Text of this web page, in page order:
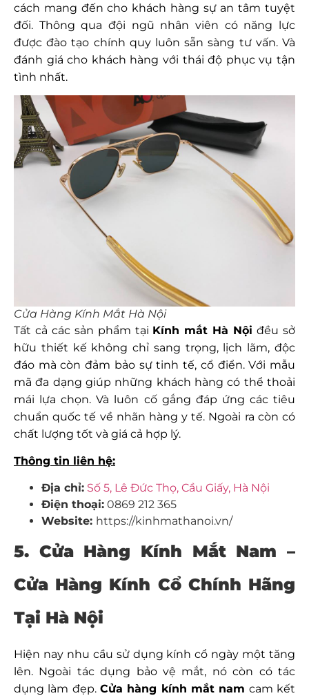
cách mang đến cho khách hàng sự an tâm tuyệt
đối. Thông qua đội ngũ nhân viên có năng lực
được đào tạo chính quy luôn sẵn sàng tư vấn. Và
đánh giá cho khách hàng với thái độ phục vụ tận
tình nhất.
Cửa Hàng Kính Mắt Hà Nội
Tất cả các sản phẩm tại Kính mắt Hà Nội đều sở
hữu thiết kế không chỉ sang trọng, lịch lãm, độc
đáo mà còn đảm bảo sự tinh tế, cổ điển. Với mẫu
mã đa dạng giúp những khách hàng có thể thoải
mái lựa chọn. Và luôn cố gắng đáp ứng các tiêu
chuẩn quốc tế về nhãn hàng y tế. Ngoài ra còn có
chất lượng tốt và giá cả hợp lý.
Thông tin liên hệ:
Địa chỉ: Số 5, Lê Đức Thọ, Cầu Giấy, Hà Nội
Điện thoại: 0869 212 365
Website: https://kinhmathanoi.vn/
5. Cửa Hàng Kính Mắt Nam –
Cửa Hàng Kính Cổ Chính Hãng
Tại Hà Nội
Hiện nay nhu cầu sử dụng kính cổ ngày một tăng
lên. Ngoài tác dụng bảo vệ mắt, nó còn có tác
dụng làm đẹp. Cửa hàng kính mắt nam cam kết